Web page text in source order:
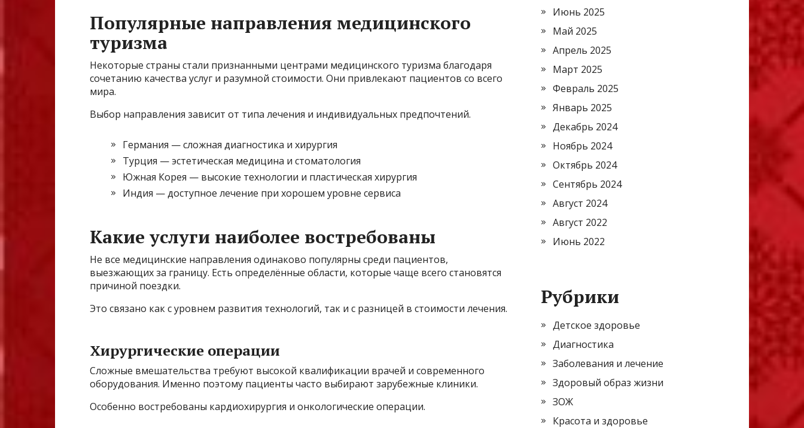
Популярные направления медицинского
туризма
Некоторые страны стали признанными центрами медицинского туризма благодаря
сочетанию качества услуг и разумной стоимости. Они привлекают пациентов со всего
мира.
Выбор направления зависит от типа лечения и индивидуальных предпочтений.
Германия — сложная диагностика и хирургия
Турция — эстетическая медицина и стоматология
Южная Корея — высокие технологии и пластическая хирургия
Индия — доступное лечение при хорошем уровне сервиса
Какие услуги наиболее востребованы
Не все медицинские направления одинаково популярны среди пациентов,
выезжающих за границу. Есть определённые области, которые чаще всего становятся
причиной поездки.
Это связано как с уровнем развития технологий, так и с разницей в стоимости лечения.
Хирургические операции
Сложные вмешательства требуют высокой квалификации врачей и современного
оборудования. Именно поэтому пациенты часто выбирают зарубежные клиники.
Особенно востребованы кардиохирургия и онкологические операции.
Июнь 2025
Май 2025
Апрель 2025
Март 2025
Февраль 2025
Январь 2025
Декабрь 2024
Ноябрь 2024
Октябрь 2024
Сентябрь 2024
Август 2024
Август 2022
Июнь 2022
Рубрики
Детское здоровье
Диагностика
Заболевания и лечение
Здоровый образ жизни
ЗОЖ
Красота и здоровье